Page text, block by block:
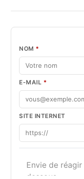
NOM *
E-MAIL *
SITE INTERNET